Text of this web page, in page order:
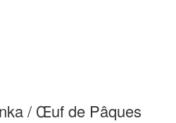
/ Œuf de Pâques